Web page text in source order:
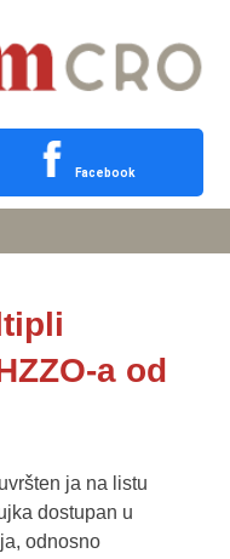
Facebook
a od
ja na listu
dostupan u
odnosno